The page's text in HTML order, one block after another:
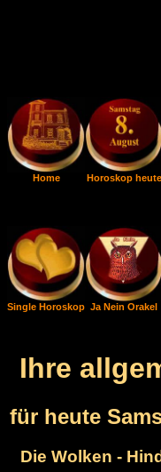
Home Horoskop heute
Single Horoskop Ja Nein Orakel
Ihre
für heute
Die Wolken -